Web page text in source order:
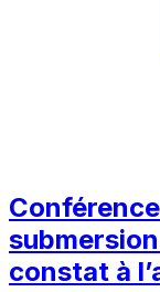
constat à